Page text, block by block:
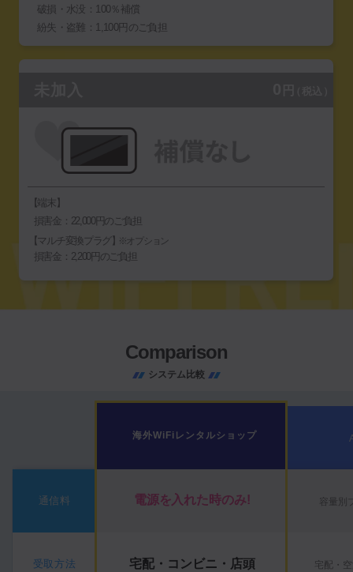
破損・水没：100％補償
紛失・盗難：1,100円のご負担
【端末】
損害金：22,000円のご負担
【マルチ変換プラグ】※オプション
損害金：2,200円のご負担
Comparison
システム比較
海外WiFiレンタルショップ
通信料 電源を入れた時のみ! 容量別
受取方法 宅配・コンビニ・店頭 宅配・